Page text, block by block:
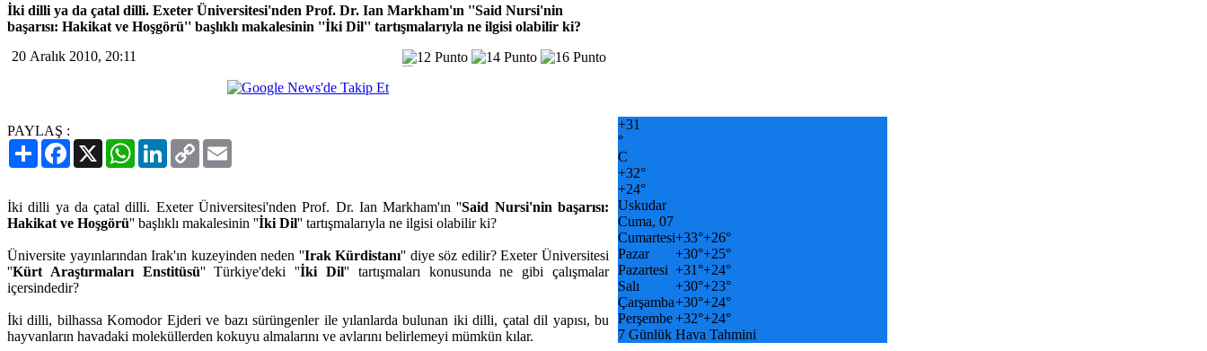
İki dilli ya da çatal dilli. Exeter Üniversitesi'nden Prof. Dr. Ian Markham'ın ''Said Nursi'nin
başarısı: Hakikat ve Hoşgörü'' başlıklı makalesinin ''İki Dil'' tartışmalarıyla ne ilgisi olabilir ki?
20 Aralık 2010, 20:11
PAYLAŞ :
PaylaşFacebook
X WhatsAppLinkedIn
Copy
Link
İki dilli ya da çatal dilli. Exeter Üniversitesi'nden Prof. Dr. Ian Markham'ın ''Said Nursi'nin başarısı:
Hakikat ve Hoşgörü'' başlıklı makalesinin ''İki Dil'' tartışmalarıyla ne ilgisi olabilir ki?
Üniversite yayınlarından Irak'ın kuzeyinden neden ''Irak Kürdistanı'' diye söz edilir? Exeter Üniversitesi
''Kürt Araştırmaları Enstitüsü'' Türkiye'deki ''İki Dil'' tartışmaları konusunda ne gibi çalışmalar
içersindedir?
İki dilli, bilhassa Komodor Ejderi ve bazı sürüngenler ile yılanlarda bulunan iki dilli, çatal dil yapısı, bu
hayvanların havadaki moleküllerden kokuyu almalarını ve avlarını belirlemeyi mümkün kılar.
+31
°
C
+32°
+24°
Uskudar
Cuma, 07
Cumartesi+33°+26°
Pazar
+30°+25°
Pazartesi +31°+24°
Salı
+30°+23°
Çarşamba+30°+24°
Perşembe+32°+24°
7 Günlük Hava Tahmini